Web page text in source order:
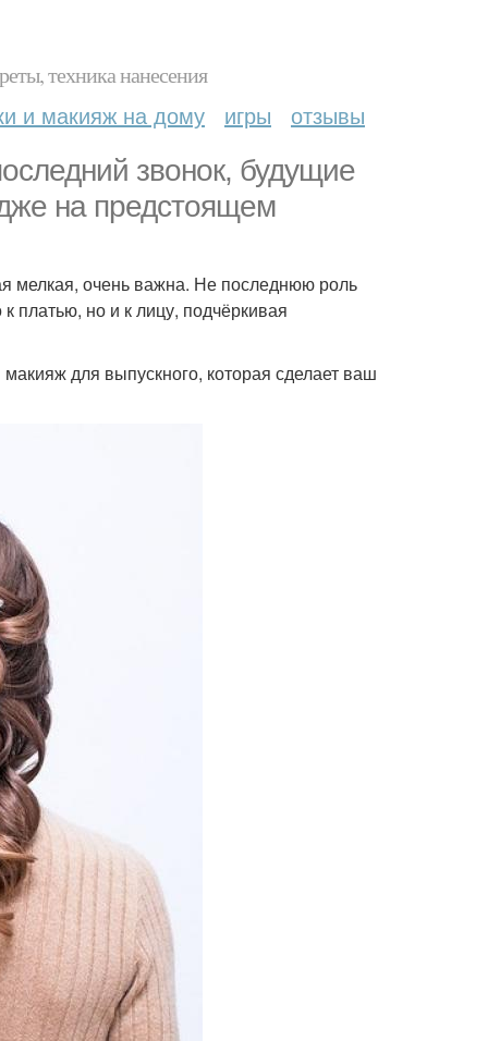
техника нанесения
и макияж на дому игры отзывы
звонок, будущие
на предстоящем
мелкая, очень важна. Не последнюю роль
платью, но и к лицу, подчёркивая
для выпускного, которая сделает ваш